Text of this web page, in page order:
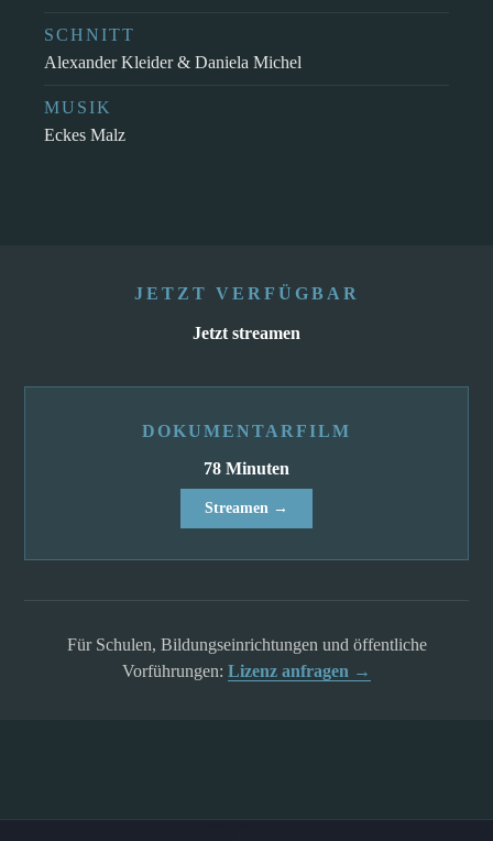
SCHNITT
Alexander Kleider & Daniela Michel
MUSIK
Eckes Malz
JETZT VERFÜGBAR
Jetzt streamen
DOKUMENTARFILM
78 Minuten
Streamen →
Für Schulen, Bildungseinrichtungen und öffentliche
Vorführungen: Lizenz anfragen →